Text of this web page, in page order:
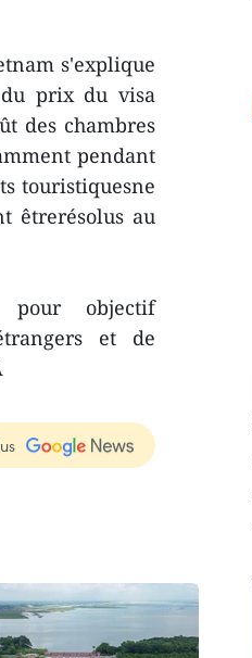
s'explique
du prix du visa
des chambres
pendant
touristiquesne
êtrerésolus au
objectif
et de